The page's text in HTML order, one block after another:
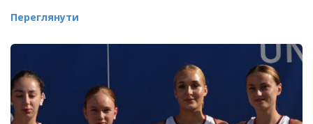
Переглянути